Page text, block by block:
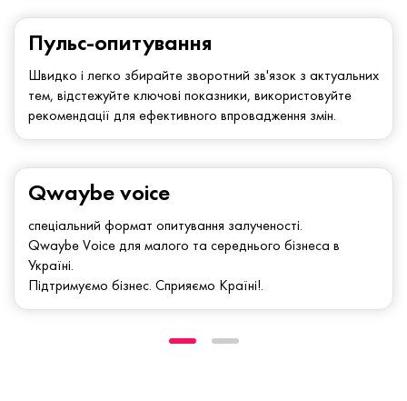
Qwaybe voice
спеціальний формат опитування залученості.
Qwaybe Voice для малого та середнього бізнеса в
Україні.
Підтримуємо бізнес. Сприяємо Країні!.
Пульс-опитування
Швидко і легко збирайте зворотний зв'язок з актуальних
тем, відстежуйте ключові показники, використовуйте
рекомендації для ефективного впровадження змін.